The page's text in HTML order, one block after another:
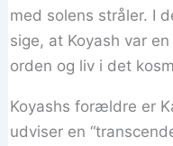
med solens stråler. I
sige, at Koyash var
orden og liv i det
Koyashs forældre er
udviser en